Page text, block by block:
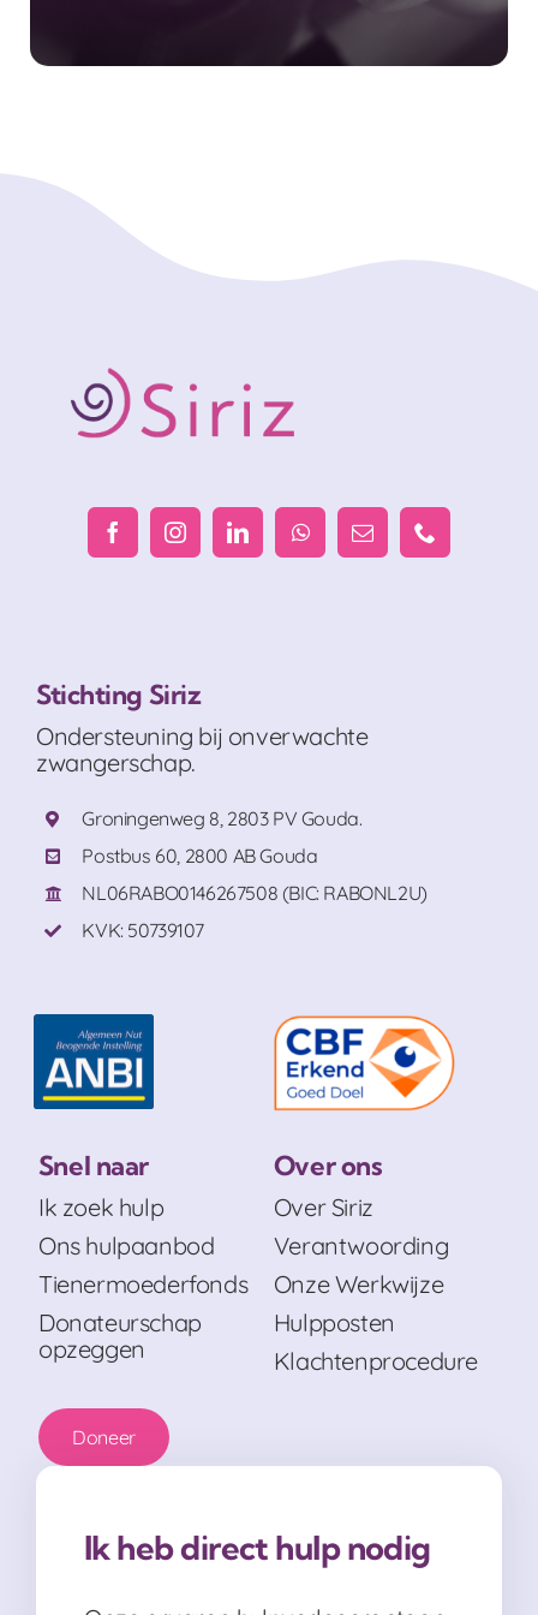
Stichting Siriz
Ondersteuning bij onverwachte
zwangerschap.
Groningenweg 8, 2803 PV Gouda.
Postbus 60, 2800 AB Gouda
NL06RABO0146267508 (BIC: RABONL2U)
KVK: 50739107
Snel naar
Ik zoek hulp
Ons hulpaanbod
Tienermoederfonds
Donateurschap
opzeggen
Doneer
Over ons
Over Siriz
Verantwoording
Onze Werkwijze
Hulpposten
Klachtenprocedure
Ik heb direct hulp nodig